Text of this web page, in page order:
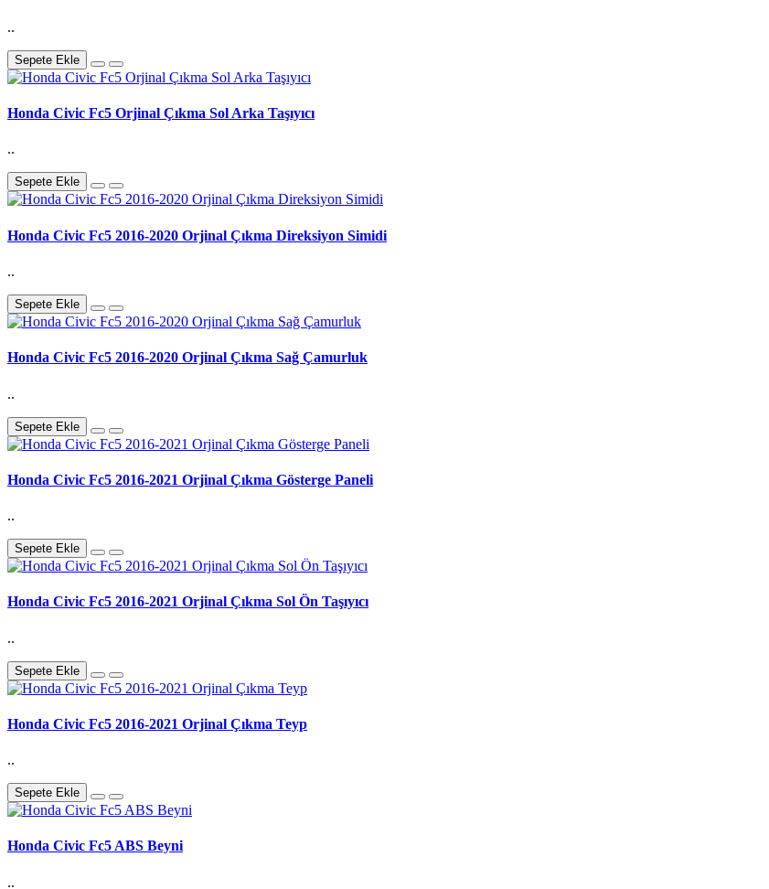
..
Sepete Ekle
Honda Civic Fc5 Orjinal Çıkma Sol Arka Taşıyıcı
..
Sepete Ekle
Honda Civic Fc5 2016-2020 Orjinal Çıkma Direksiyon Simidi
..
Sepete Ekle
Honda Civic Fc5 2016-2020 Orjinal Çıkma Sağ Çamurluk
..
Sepete Ekle
Honda Civic Fc5 2016-2021 Orjinal Çıkma Gösterge Paneli
..
Sepete Ekle
Honda Civic Fc5 2016-2021 Orjinal Çıkma Sol Ön Taşıyıcı
..
Sepete Ekle
Honda Civic Fc5 2016-2021 Orjinal Çıkma Teyp
..
Sepete Ekle
Honda Civic Fc5 ABS Beyni
..